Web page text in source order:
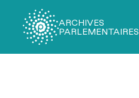
ARCHIVES
PARLEMENTAIRES